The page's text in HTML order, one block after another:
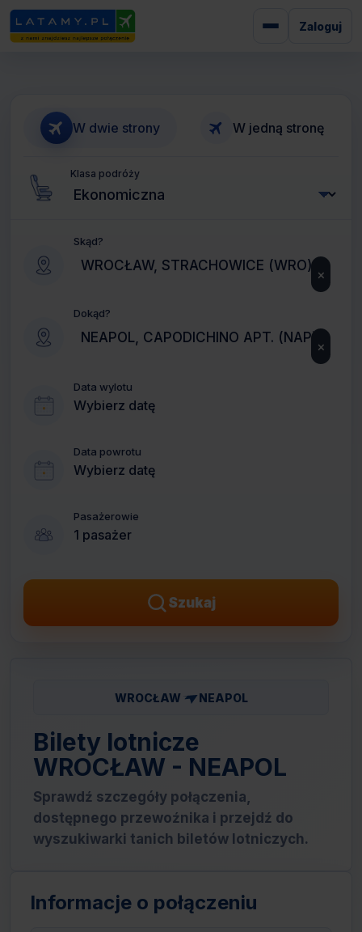
Zaloguj
WROCŁAW NEAPOL
Bilety lotnicze
WROCŁAW - NEAPOL
Sprawdź szczegóły połączenia,
dostępnego przewoźnika i przejdź do
wyszukiwarki tanich biletów lotniczych.
W dwie strony W jedną stronę
Klasa podróży
Skąd?
×
Dokąd?
×
Data wylotu
Wybierz datę
Data powrotu
Wybierz datę
Pasażerowie
1 pasażer
Szukaj
Informacje o połączeniu